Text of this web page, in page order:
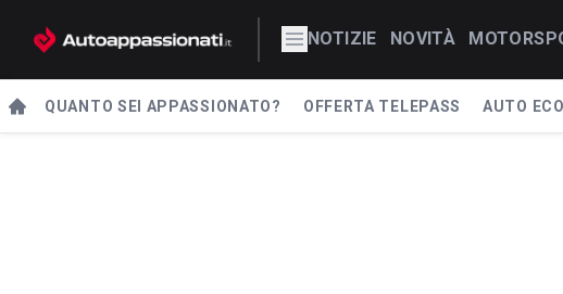
NOTIZIE NOVITÀ
QUANTO SEI APPASSIONATO? OFFERTA TELEPASS AUTO